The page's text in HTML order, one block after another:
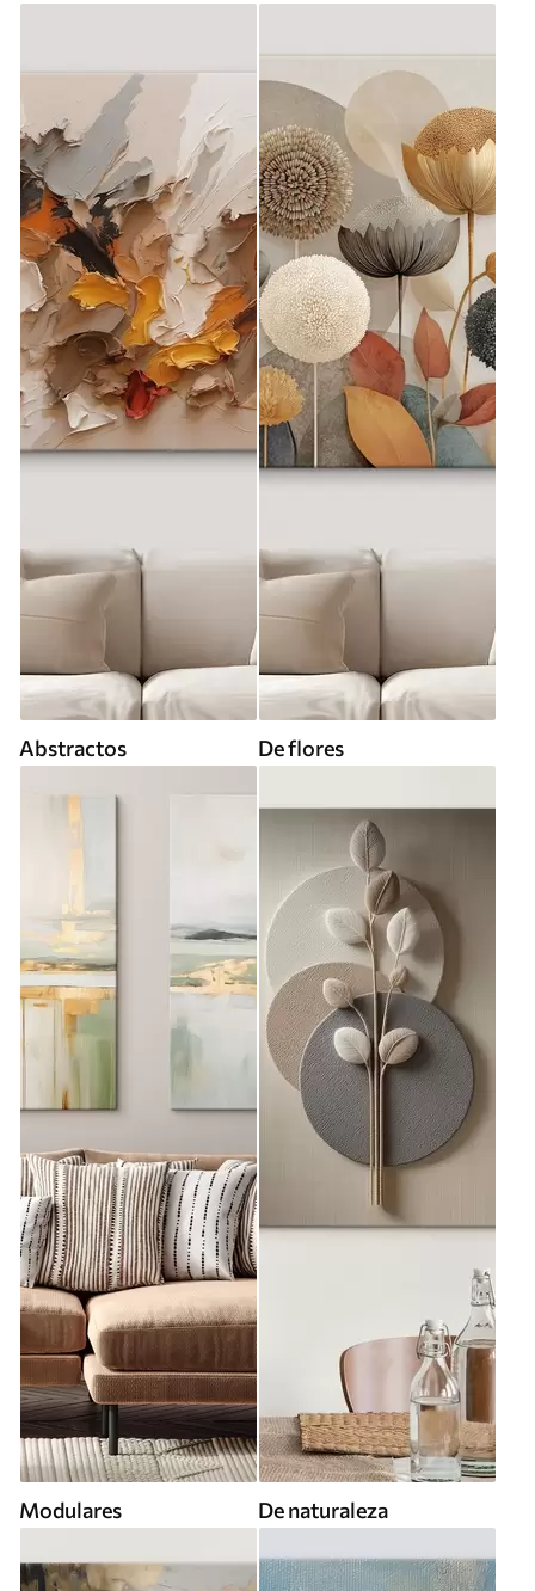
Abstractos De flores
Modulares De naturaleza